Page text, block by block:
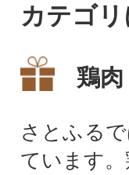
カテゴ
鶏肉
さとふる
ています